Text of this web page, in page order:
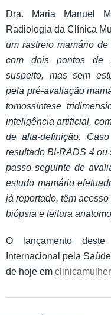
Dra. Maria Manuel
Radiologia da Clínica
um rastreio mamário
com dois pontos de
suspeito, mas sem
pela pré-avaliação
tomossíntese
inteligência artificial,
de alta-definição.
resultado BI-RADS 4 ou
passo seguinte de
estudo mamário
já reportado, têm
biópsia e leitura
O lançamento
Internacional pela
de hoje em